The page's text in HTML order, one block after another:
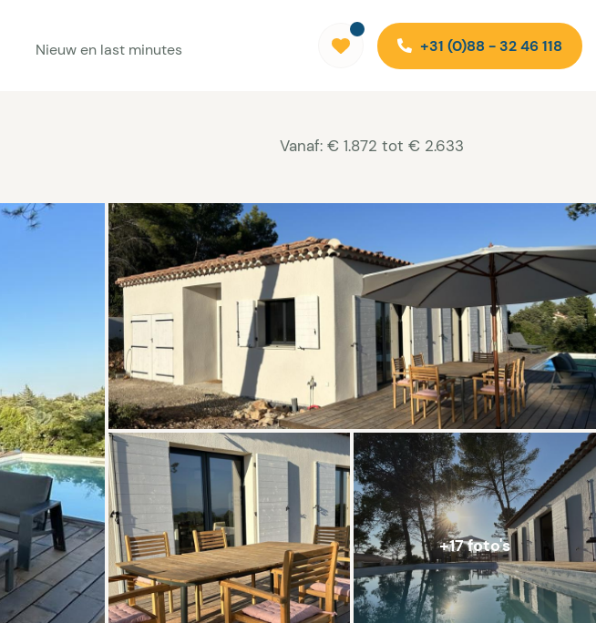
Nieuw en last minutes +31 (0)88 - 32 46 118
Vanaf: € 1.872 tot € 2.633
+17 foto's